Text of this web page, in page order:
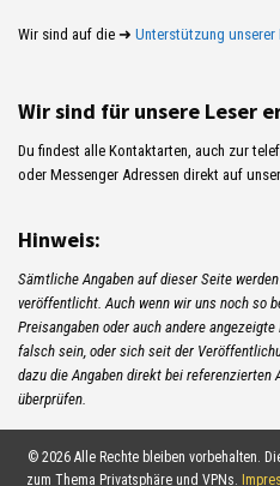
Wir sind auf die ➜ Unterstützung unserer
Wir sind für unsere Leser
Du findest alle Kontaktarten, auch zur
oder Messenger Adressen direkt auf
Hinweis:
Sämtliche Angaben auf dieser Seite
veröffentlicht. Auch wenn wir uns noch so
Preisangaben oder auch andere
falsch sein, oder sich seit der
dazu die Angaben direkt bei referenzierten
überprüfen.
© 2026 Alle Rechte bleiben vorbehalten.
zum Thema Privatsphäre und VPNs.